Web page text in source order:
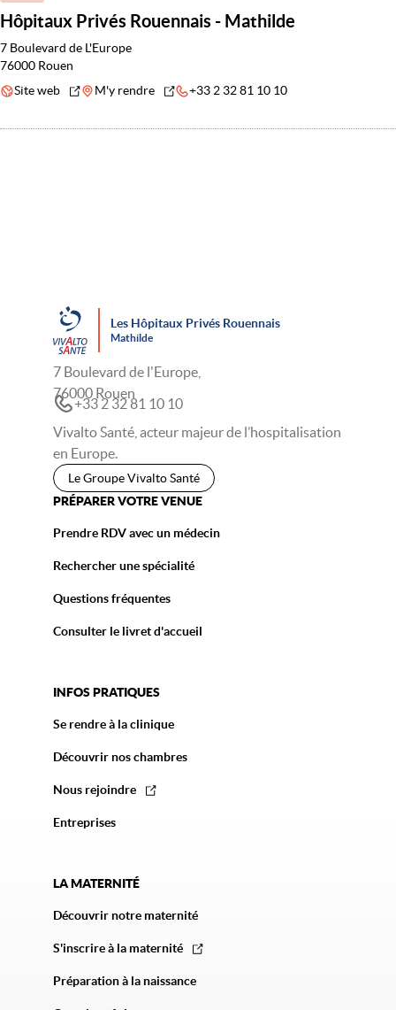
Hôpitaux Privés Rouennais - Mathilde
7 Boulevard de L'Europe
76000 Rouen
Site web
M'y rendre +33 2 32 81 10 10
Les Hôpitaux Privés Rouennais
Mathilde
7 Boulevard de l'Europe,
76000 Rouen
+33 2 32 81 10 10
Vivalto Santé, acteur majeur de l’hospitalisation
en Europe.
Le Groupe Vivalto Santé
PRÉPARER VOTRE VENUE
Prendre RDV avec un médecin
Rechercher une spécialité
Questions fréquentes
Consulter le livret d'accueil
INFOS PRATIQUES
Se rendre à la clinique
Découvrir nos chambres
Nous rejoindre
Entreprises
LA MATERNITÉ
Découvrir notre maternité
S'inscrire à la maternité
Préparation à la naissance